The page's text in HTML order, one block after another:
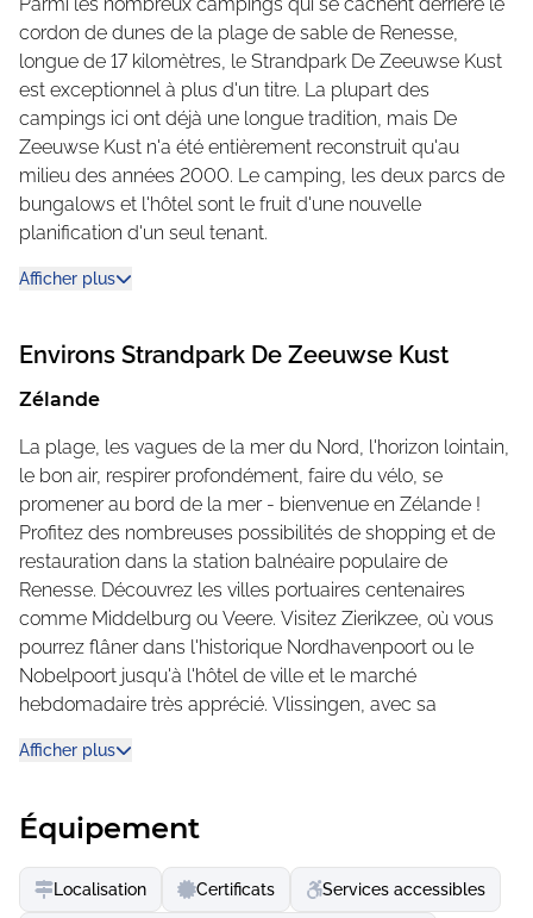
cordon de dunes de la plage de sable de Renesse,
longue de 17 kilomètres, le Strandpark De Zeeuwse Kust
est exceptionnel à plus d'un titre. La plupart des
campings ici ont déjà une longue tradition, mais De
Zeeuwse Kust n'a été entièrement reconstruit qu'au
milieu des années 2000. Le camping, les deux parcs de
bungalows et l'hôtel sont le fruit d'une nouvelle
planification d'un seul tenant.
La famille Ruijtenberg a mis à profit tout le savoir-
Le bâtiment central avec le restaurant haut de gamme
Strandcafé DOK et le restaurant italien « La Costa » au
premier étage, la piscine couverte, les aires de jeux
aquatiques, les courts de tennis, le mini-golf et de
nombreuses autres installations soulignent le niveau
d'excellence. Le camping se distingue par ses grandes
parcelles, tous les raccordements, en partie des
sanitaires privés. Les emplacements sont séparés par
des haies de roses sauvages.
Le parc est très proche de la plage et les nombreuses
autres installations soulignent son niveau
d'excellence.
Le centre-ville animé de Renesse est rapidement
Afficher plus
Environs Strandpark De Zeeuwse Kust
Zélande
La plage, les vagues de la mer du Nord, l'horizon lointain,
le bon air, respirer profondément, faire du vélo, se
promener au bord de la mer - bienvenue en Zélande !
Profitez des nombreuses possibilités de shopping et de
restauration dans la station balnéaire populaire de
Renesse. Découvrez les villes portuaires centenaires
comme Middelburg ou Veere. Visitez Zierikzee, où vous
pourrez flâner dans l'historique Nordhavenpoort ou le
Nobelpoort jusqu'à l'hôtel de ville et le marché
hebdomadaire très apprécié. Vlissingen, avec sa
et son "MuZEEum" maritime, est également une
Des excursions pour toute la famille
Les familles rendent visite aux phoques & Co. au parc
d'aventure Neeltje Jans. Le parc, situé sur une ancienne
Afficher plus
Équipement
Localisation Certificats Services accessibles